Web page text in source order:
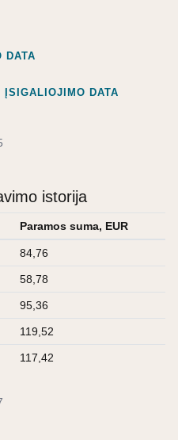
DATA
ĮSIGALIOJIMO DATA
istorija
Paramos suma, EUR
84,76
58,78
95,36
119,52
117,42